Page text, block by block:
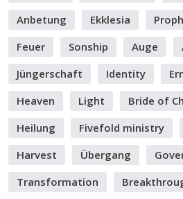
Anbetung
Ekklesia
Feuer
Sonship Auge
Jüngerschaft
Identity
Heaven
Light Bride of
Heilung
Fivefold ministry
Harvest
Übergang
Transformation